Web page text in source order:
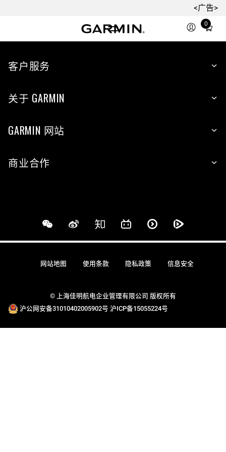
<广告>
0
Total
客户服务
关于 GARMIN
GARMIN 网站
商业合作
© 上海佳明航电企业管理有限公司 版权所有
沪公网安备31010402005902号 沪ICP备15055224号
网站地图 使用条款 隐私政策 信息安全